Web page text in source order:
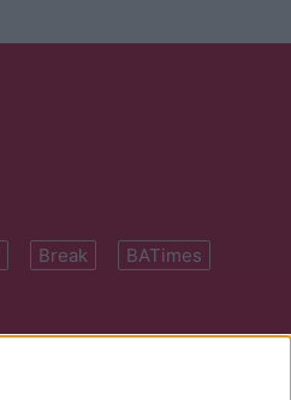
Break BATimes